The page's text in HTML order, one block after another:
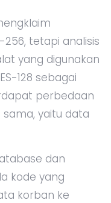
tetapi analisis
yang digunakan
128 sebagai
perbedaan
yaitu data
dan
kode yang
korban ke